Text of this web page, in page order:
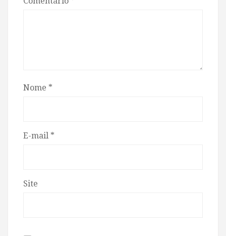
Nome *
E-mail *
Site